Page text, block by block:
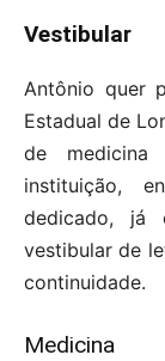
Vestibular
Antônio quer
Estadual de
de
instituição,
dedicado, já
vestibular de
continuidade.
Medicina